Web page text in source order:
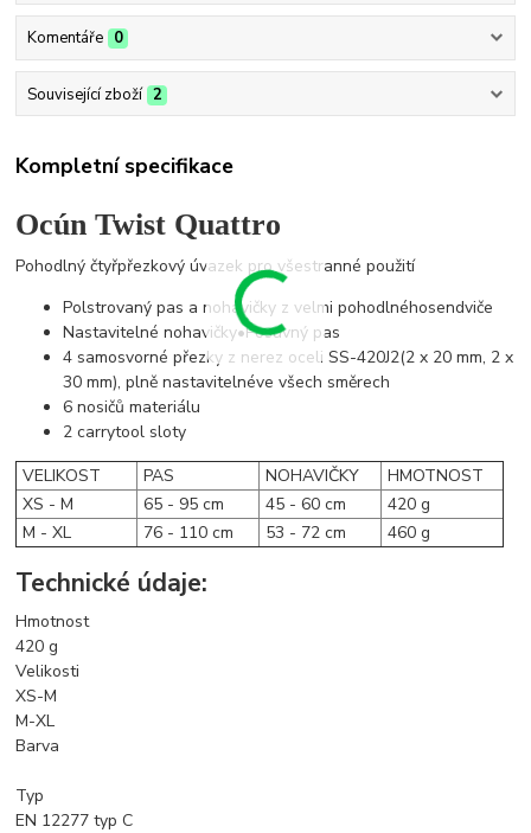
Komentáře 0
Související zboží 2
Kompletní specifikace
Ocún Twist Quattro
Pohodlný čtyřpřezkový úvazek pro všestranné použití
Polstrovaný pas a nohavičky z velmi pohodlnéhosendviče
Nastavitelné nohavičky•Posuvný pas
4 samosvorné přezky z nerez oceli SS-420J2(2 x 20 mm, 2 x
30 mm), plně nastavitelnéve všech směrech
6 nosičů materiálu
2 carrytool sloty
VELIKOST
PAS NOHAVIČKY
HMOTNOST
XS - M
65 - 95 cm 45 - 60 cm
420 g
M - XL
76 - 110 cm 53 - 72 cm 460 g
Technické údaje:
Hmotnost
420g
Velikosti
XS-M
M-XL
Barva
Typ
EN 12277 typ C